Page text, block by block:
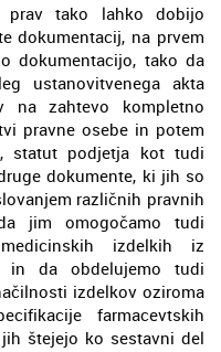
prav tako lahko dobijo
dokumentacij, na prvem
dokumentacijo, tako da
ustanovitvenega akta
na zahtevo kompletno
pravne osebe in potem
statut podjetja kot tudi
dokumente, ki jih so
različnih pravnih
jim omogočamo tudi
izdelkih iz
in da obdelujemo tudi
izdelkov oziroma
farmacevtskih
štejejo ko sestavni del